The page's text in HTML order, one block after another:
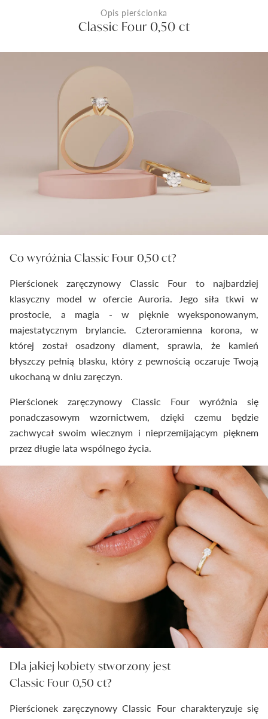
Opis pierścionka
Classic Four 0,50 ct
Co wyróżnia Classic Four 0,50 ct?
Pierścionek zaręczynowy Classic Four to najbardziej
klasyczny model w ofercie Auroria. Jego siła tkwi w
prostocie, a magia - w pięknie wyeksponowanym,
majestatycznym brylancie. Czteroramienna korona, w
której został osadzony diament, sprawia, że kamień
błyszczy pełnią blasku, który z pewnością oczaruje Twoją
ukochaną w dniu zaręczyn.
Pierścionek zaręczynowy Classic Four wyróżnia się
ponadczasowym wzornictwem, dzięki czemu będzie
zachwycał swoim wiecznym i nieprzemijającym pięknem
przez długie lata wspólnego życia.
Dla jakiej kobiety stworzony jest
Classic Four 0,50 ct?
Pierścionek zaręczynowy Classic Four charakteryzuje się